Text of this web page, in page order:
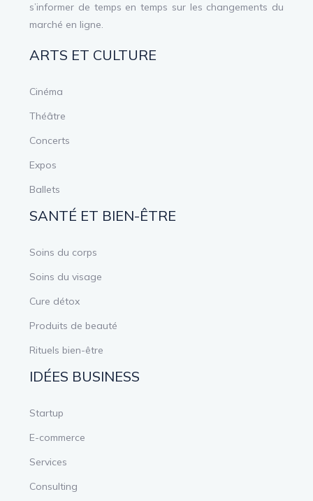
s’informer de temps en temps sur les changements du
marché en ligne.
ARTS ET CULTURE
Cinéma
Théâtre
Concerts
Expos
Ballets
SANTÉ ET BIEN-ÊTRE
Soins du corps
Soins du visage
Cure détox
Produits de beauté
Rituels bien-être
IDÉES BUSINESS
Startup
E-commerce
Services
Consulting